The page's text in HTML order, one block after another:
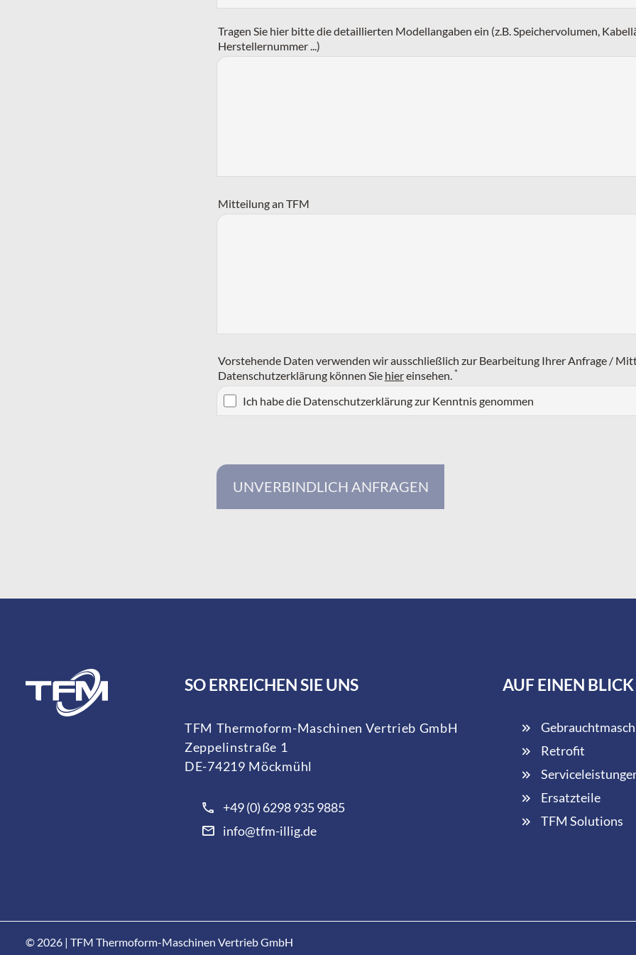
Tragen Sie hier bitte die detaillierten Modellangaben ein (z.B. Speichervolumen,
Herstellernummer ...)
Mitteilung an TFM
Vorstehende Daten verwenden wir ausschließlich zur Bearbeitung Ihrer Anfrage /
Datenschutzerklärung können Sie hiereinsehen. *
Ich habe die Datenschutzerklärung zur Kenntnis genommen
UNVERBINDLICH ANFRAGEN
SO ERREICHEN SIE UNS
TFM Thermoform-Maschinen Vertrieb GmbH
Zeppelinstraße 1
DE-74219 Möckmühl
+49 (0) 6298 935 9885
info@tfm-illig.de
AUF EINEN BLICK
Retrofit
Ersatzteile
TFM Solutions
© 2026 | TFM Thermoform-Maschinen Vertrieb GmbH